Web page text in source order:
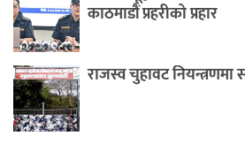
काठमाडौं प्रहरीको प्रहार
राजस्व चुहावट नियन्त्रणमा